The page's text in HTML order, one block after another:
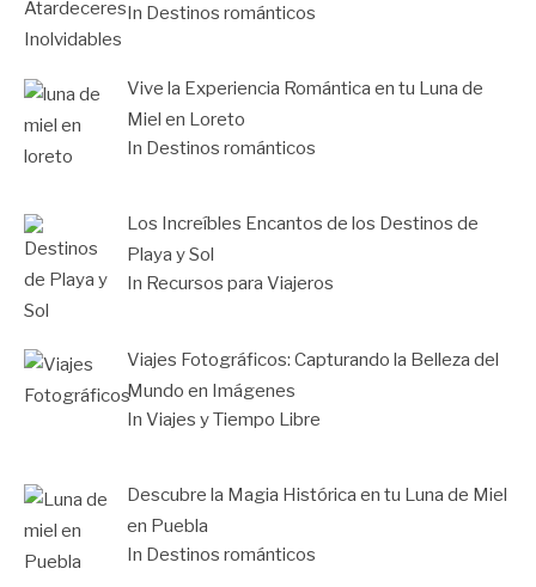
In Destinos románticos
Vive la Experiencia Romántica en tu Luna de
Miel en Loreto
In Destinos románticos
Los Increíbles Encantos de los Destinos de
Playa y Sol
In Recursos para Viajeros
Viajes Fotográficos: Capturando la Belleza del
Mundo en Imágenes
In Viajes y Tiempo Libre
Descubre la Magia Histórica en tu Luna de Miel
en Puebla
In Destinos románticos